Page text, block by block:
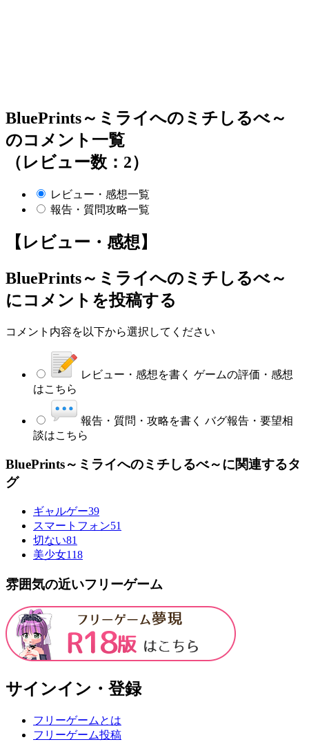
BluePrints～ミライへのミチしるべ～
のコメント一覧
（レビュー数：2）
レビュー・感想一覧
報告・質問攻略一覧
【レビュー・感想】
BluePrints～ミライへのミチしるべ～
にコメントを投稿する
コメント内容を以下から選択してください
レビュー・感想を書く ゲームの評価・感想
はこちら
報告・質問・攻略を書く バグ報告・要望相
談はこちら
BluePrints～ミライへのミチしるべ～に関連するタ
グ
ギャルゲー39
スマートフォン51
切ない81
美少女118
雰囲気の近いフリーゲーム
サインイン・登録
フリーゲームとは
フリーゲーム投稿